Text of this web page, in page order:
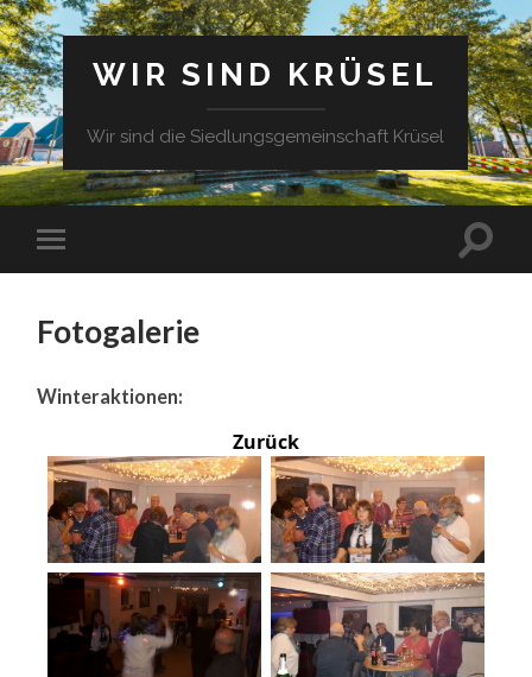
WIR SIND KRÜSEL
Wir sind die Siedlungsgemeinschaft Krüsel
Fotogalerie
Winteraktionen:
Zurück